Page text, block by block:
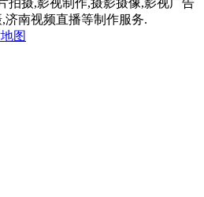
济南视频直播等制作服务.
图